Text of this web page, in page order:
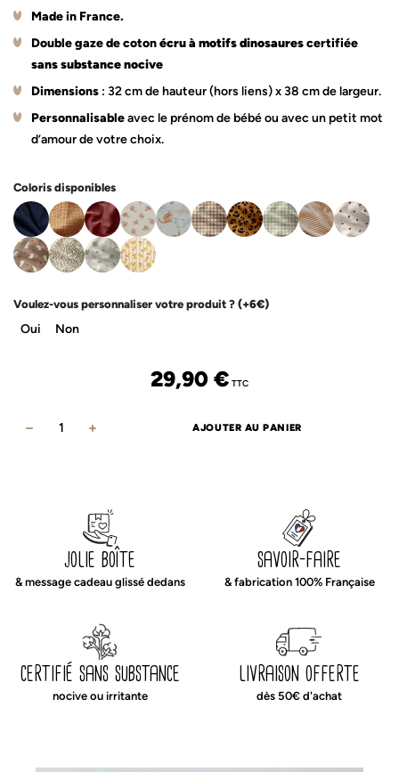
Made in France.
Double gaze de cotonécru à motifs dinosaurescertifiée
sans substance nocive
Dimensions : 32 cm de hauteur (hors liens) x 38 cm de largeur.
Personnalisableavec le prénom de bébé ou avec un petit mot
d’amour de votre choix.
Coloris disponibles
Voulez-vous personnaliser votre produit ? (+6€)
Oui Non
29,90 € TTC
AJOUTER AU PANIER
jolie boîte
& message cadeau glissé dedans
savoir-faire
& fabrication 100% Française
certifié sans substance
nocive ou irritante
livraison offerte
dès 50€ d'achat